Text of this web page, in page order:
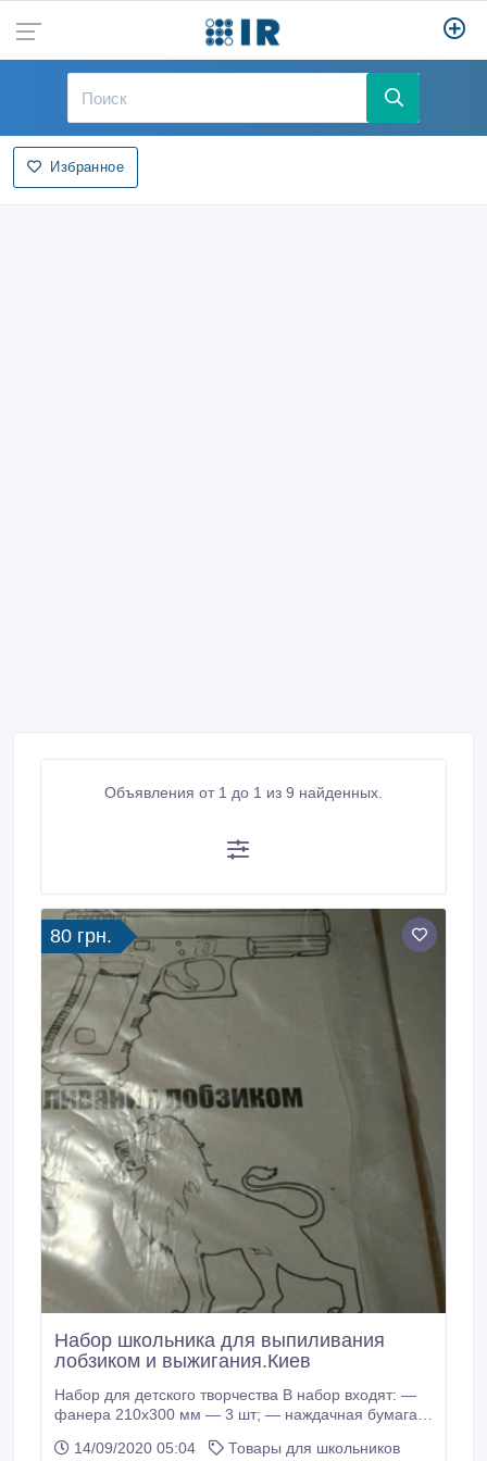
Избранное
Объявления от 1 до 1 из 9 найденных.
80 грн.
Набор школьника для выпиливания
лобзиком и выжигания.Киев
Набор для детского творчества В набор входят: ―
фанера 210х300 мм ― 3 шт; ― наждачная бумага;
Цена за набор 80 гр. Доставка все города Украины (
14/09/2020 05:04
Товары для школьников